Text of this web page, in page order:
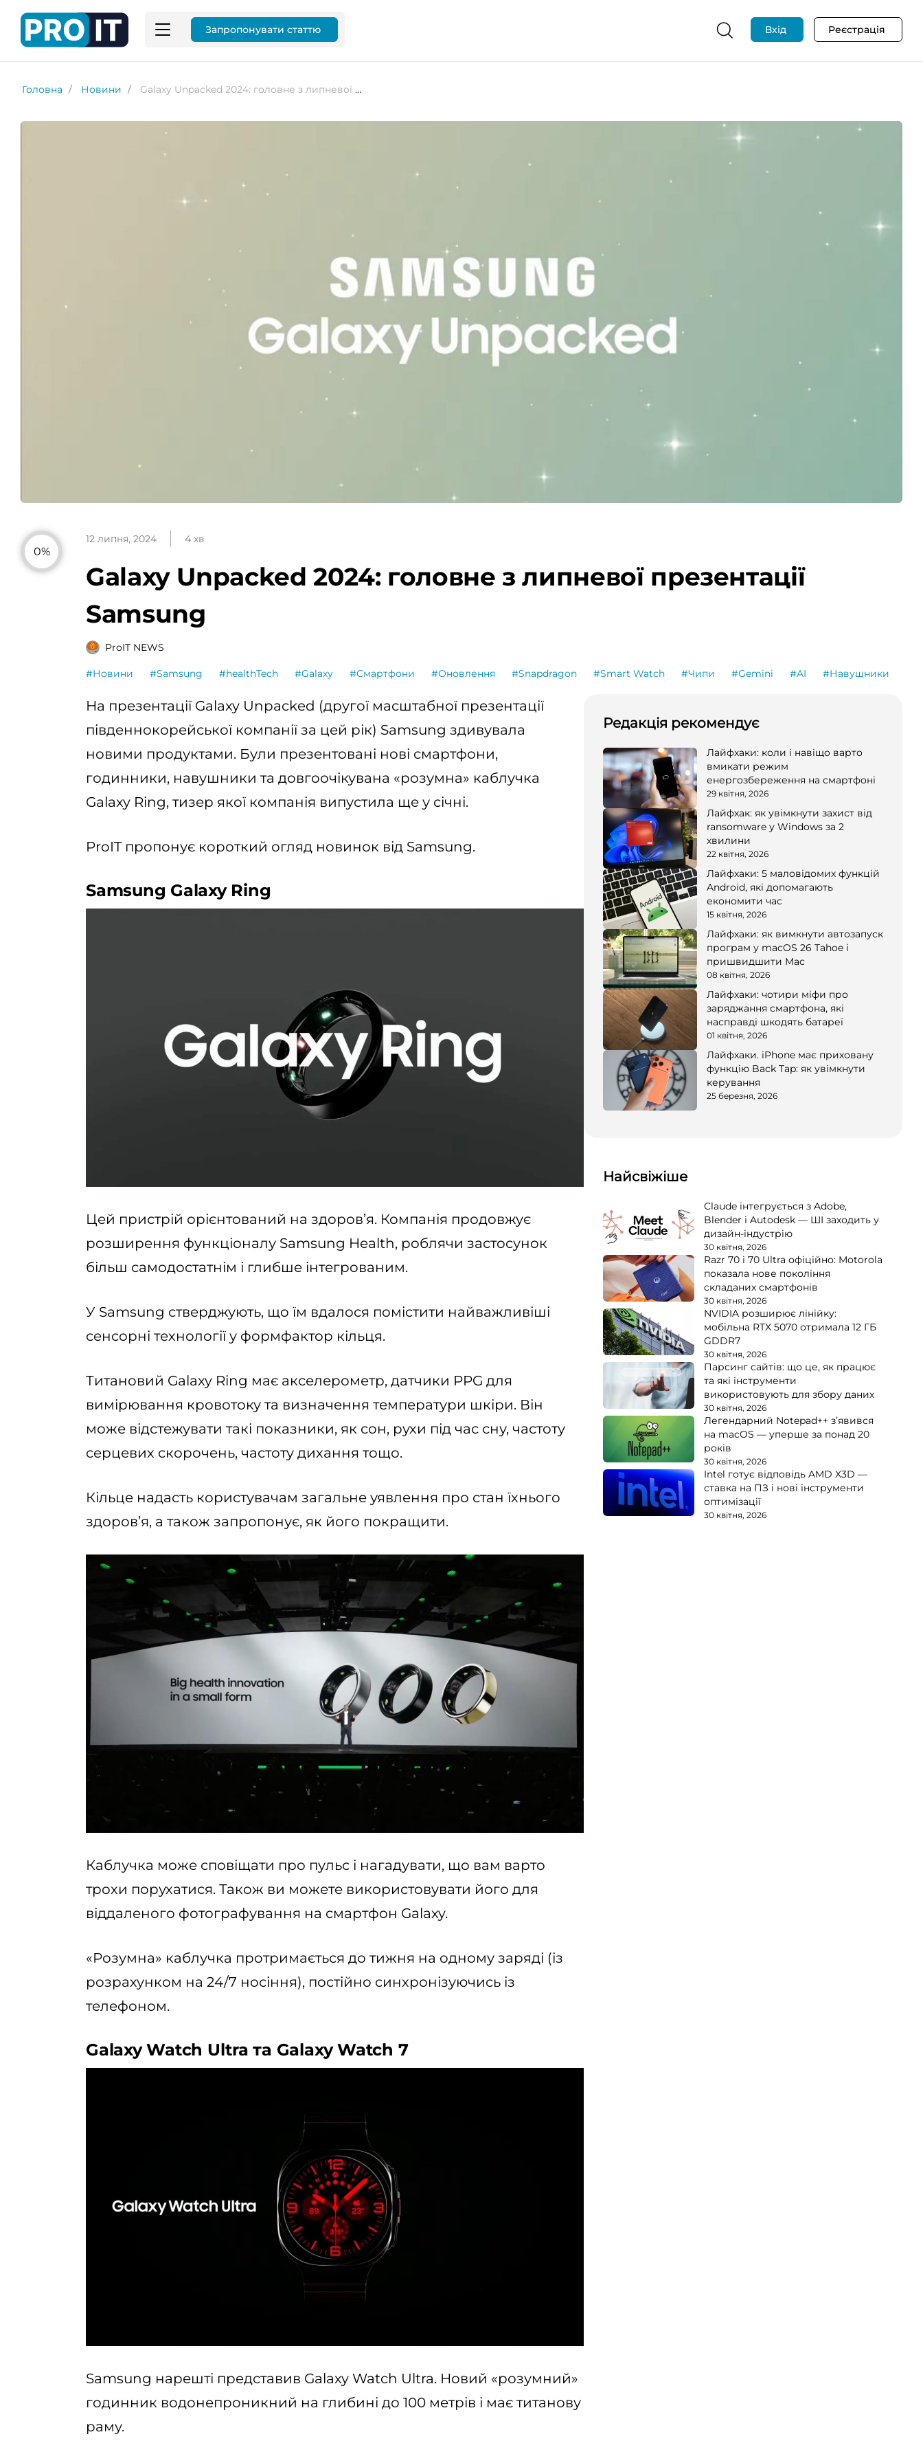
Запропонувати статтю Вхід Реєстрація
Головна Новини Galaxy Unpacked 2024: головне з липневої презентації Samsung
0%
12 липня, 2024 4 хв
Galaxy Unpacked 2024: головне з липневої презентації
Samsung
ProIT NEWS
#Новини #Samsung #healthTech #Galaxy #Смартфони #Оновлення #Snapdragon #Smart Watch #Чипи #Gemini #AI #Навушники
На презентації Galaxy Unpacked (другої масштабної презентації
південнокорейської компанії за цей рік) Samsung здивувала
новими продуктами. Були презентовані нові смартфони,
годинники, навушники та довгоочікувана «розумна» каблучка
Galaxy Ring, тизер якої компанія випустила ще у січні.
ProIT пропонує короткий огляд новинок від Samsung.
Samsung Galaxy Ring
Цей пристрій орієнтований на здоров’я. Компанія продовжує
розширення функціоналу Samsung Health, роблячи застосунок
більш самодостатнім і глибше інтегрованим.
У Samsung стверджують, що їм вдалося помістити найважливіші
сенсорні технології у формфактор кільця.
Титановий Galaxy Ring має акселерометр, датчики PPG для
вимірювання кровотоку та визначення температури шкіри. Він
може відстежувати такі показники, як сон, рухи під час сну, частоту
серцевих скорочень, частоту дихання тощо.
Кільце надасть користувачам загальне уявлення про стан їхнього
здоров’я, а також запропонує, як його покращити.
Каблучка може сповіщати про пульс і нагадувати, що вам варто
трохи порухатися. Також ви можете використовувати його для
віддаленого фотографування на смартфон Galaxy.
«Розумна» каблучка протримається до тижня на одному заряді (із
розрахунком на 24/7 носіння), постійно синхронізуючись із
телефоном.
Galaxy Watch Ultra та Galaxy Watch 7
Samsung нарешті представив Galaxy Watch Ultra. Новий «розумний»
годинник водонепроникний на глибині до 100 метрів і має титанову
раму.
Редакція рекомендує
Лайфхаки: коли і навіщо варто
вмикати режим
енергозбереження на смартфоні
29 квітня, 2026
Лайфхак: як увімкнути захист від
ransomware у Windows за 2
хвилини
22 квітня, 2026
Лайфхаки: 5 маловідомих функцій
Android, які допомагають
економити час
15 квітня, 2026
Лайфхаки: як вимкнути автозапуск
програм у macOS 26 Tahoe і
пришвидшити Mac
08 квітня, 2026
Лайфхаки: чотири міфи про
заряджання смартфона, які
насправді шкодять батареї
01 квітня, 2026
Лайфхаки. iPhone має приховану
функцію Back Tap: як увімкнути
керування
25 березня, 2026
Найсвіжіше
Claude інтегрується з Adobe,
Blender і Autodesk — ШІ заходить у
дизайн-індустрію
30 квітня, 2026
Razr 70 і 70 Ultra офіційно: Motorola
показала нове покоління
складаних смартфонів
30 квітня, 2026
NVIDIA розширює лінійку:
мобільна RTX 5070 отримала 12 ГБ
GDDR7
30 квітня, 2026
Парсинг сайтів: що це, як працює
та які інструменти
використовують для збору даних
30 квітня, 2026
Легендарний Notepad++ з’явився
на macOS — уперше за понад 20
років
30 квітня, 2026
Intel готує відповідь AMD X3D —
ставка на ПЗ і нові інструменти
оптимізації
30 квітня, 2026